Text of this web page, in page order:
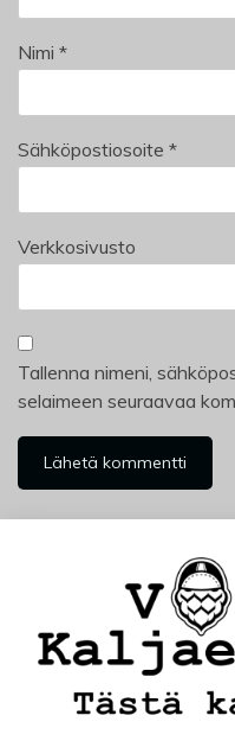
Nimi *
Sähköpostiosoite *
Verkkosivusto
Tallenna nimeni,
selaimeen seuraavaa